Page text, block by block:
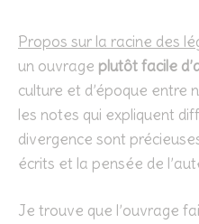
Propos sur la racine des
un ouvrage plutôt facile
culture et d’époque entre
les notes qui expliquent
divergence sont
écrits et la pensée de
Je trouve que l’ouvrage